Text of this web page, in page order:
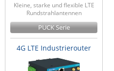
Kleine, starke und flexible LTE
Rundstrahlantennen
PUCK Serie
4G LTE Industrierouter